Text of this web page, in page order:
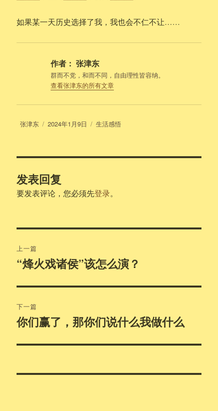
如果某一天历史选择了我，我也会不仁不让……
作者： 张津东
群而不党，和而不同，自由理性皆容纳。
查看张津东的所有文章
作
张津东
发
2024年1月9日
分
生活感悟
发表回复
要发表评论，您必须先登录。
章
航
上一篇
上
文
章：
“烽火戏诸侯”该怎么演？
下一篇
下
文
你们赢了，那你们说什么我做什么